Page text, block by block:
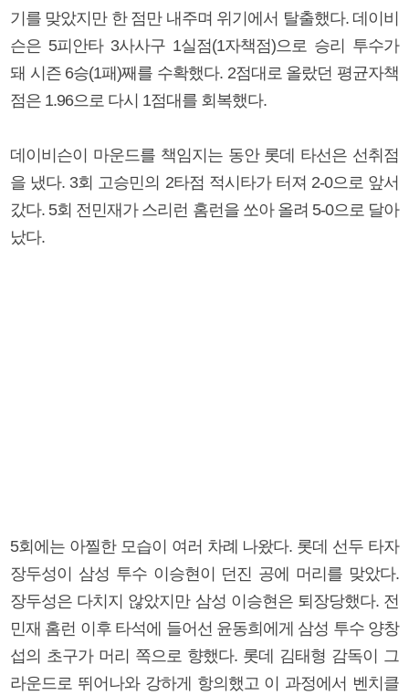
기를 맞았지만 한 점만 내주며 위기에서 탈출했다. 데이비
슨은 5피안타 3사사구 1실점(1자책점)으로 승리 투수가
돼 시즌 6승(1패)째를 수확했다. 2점대로 올랐던 평균자책
점은 1.96으로 다시 1점대를 회복했다.
데이비슨이 마운드를 책임지는 동안 롯데 타선은 선취점
을 냈다. 3회 고승민의 2타점 적시타가 터져 2-0으로 앞서
갔다. 5회 전민재가 스리런 홈런을 쏘아 올려 5-0으로 달아
났다.
5회에는 아찔한 모습이 여러 차례 나왔다. 롯데 선두 타자
장두성이 삼성 투수 이승현이 던진 공에 머리를 맞았다.
장두성은 다치지 않았지만 삼성 이승현은 퇴장당했다. 전
민재 홈런 이후 타석에 들어선 윤동희에게 삼성 투수 양창
섭의 초구가 머리 쪽으로 향했다. 롯데 김태형 감독이 그
라운드로 뛰어나와 강하게 항의했고 이 과정에서 벤치클